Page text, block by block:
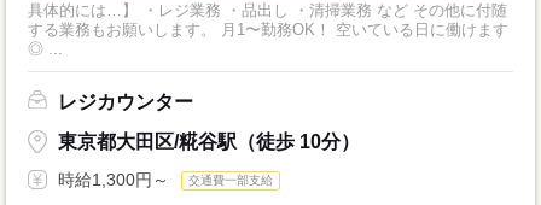
具体的には…】 ・レジ業務 ・品出し ・清掃業務 など その他に付随
する業務もお願いします。 月1〜勤務OK！ 空いている日に働けます
◎ ...
レジカウンター
東京都大田区/糀谷駅（徒歩 10分）
時給1,300円～ 交通費一部支給